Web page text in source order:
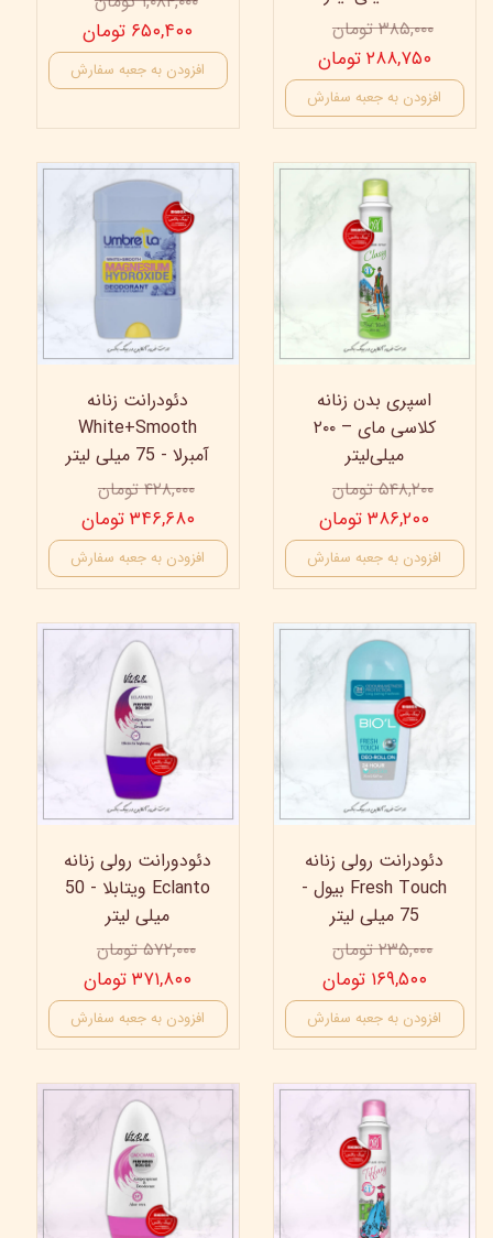
۳۸۵,۰۰۰ تومان
۲۸۸,۷۵۰ تومان
افزودن به جعبه سفارش
۶۵۰,۴۰۰ تومان
افزودن به جعبه سفارش
اسپری بدن زنانه
کلاسی مای – ۲۰۰
میلی‌لیتر
۵۴۸,۲۰۰ تومان
۳۸۶,۲۰۰ تومان
افزودن به جعبه سفارش
30%
دئودرانت زنانه
White+Smooth
آمبرلا - 75 میلی لیتر
۴۲۸,۰۰۰ تومان
۳۴۶,۶۸۰ تومان
افزودن به جعبه سفارش
19%
دئودرانت رولی زنانه
Fresh Touch بیول -
75 میلی لیتر
۲۳۵,۰۰۰ تومان
۱۶۹,۵۰۰ تومان
افزودن به جعبه سفارش
28%
دئودورانت رولی زنانه
Eclanto ویتابلا - 50
میلی لیتر
۵۷۲,۰۰۰ تومان
۳۷۱,۸۰۰ تومان
افزودن به جعبه سفارش
35%
30%
35%